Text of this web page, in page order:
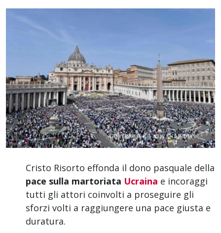
Cristo Risorto effonda il dono pasquale della
pace sulla martoriata Ucraina e incoraggi
tutti gli attori coinvolti a proseguire gli
sforzi volti a raggiungere una pace giusta e
duratura.